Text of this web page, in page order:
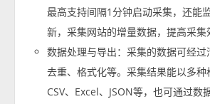
最高支持间隔1分钟启动采集，还能
新，采集网站的增量数据，提高采集
数据处理与导出：采集的数据可经过
去重、格式化等。采集结果能以多
CSV、Excel、JSON等，也可通过数